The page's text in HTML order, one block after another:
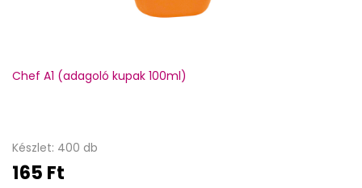
Chef A1 (adagoló kupak 100ml)
Készlet: 400 db
165 Ft